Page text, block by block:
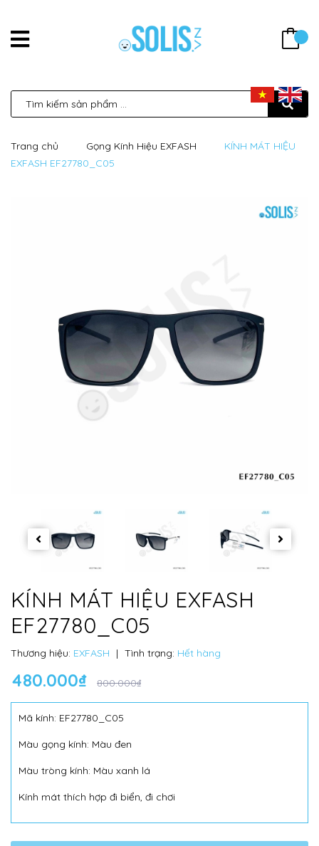
Trang chủ Gọng Kính Hiệu EXFASH
KÍNH MÁT HIỆU
EXFASH EF27780_C05
KÍNH MÁT HIỆU EXFASH
EF27780_C05
Thương hiệu: EXFASH | Tình trạng: Hết hàng
480.000₫ 800.000₫
Mã kính: EF27780_C05
Màu gọng kính: Màu đen
Màu tròng kính: Màu xanh lá
Kính mát thích hợp đi biển, đi chơi